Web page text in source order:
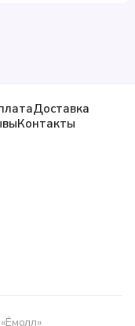
Доставка
Контакты